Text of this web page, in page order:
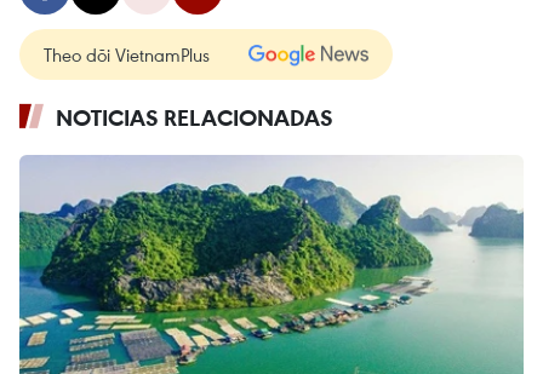
Theo dõi VietnamPlus
NOTICIAS RELACIONADAS